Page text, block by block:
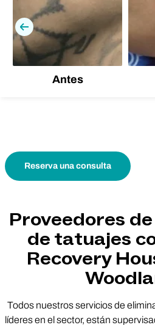
Antes
Previa
Reserva una consulta
Proveedores
de tatuajes
Recovery
Todos nuestros servicios de
líderes en el sector, están